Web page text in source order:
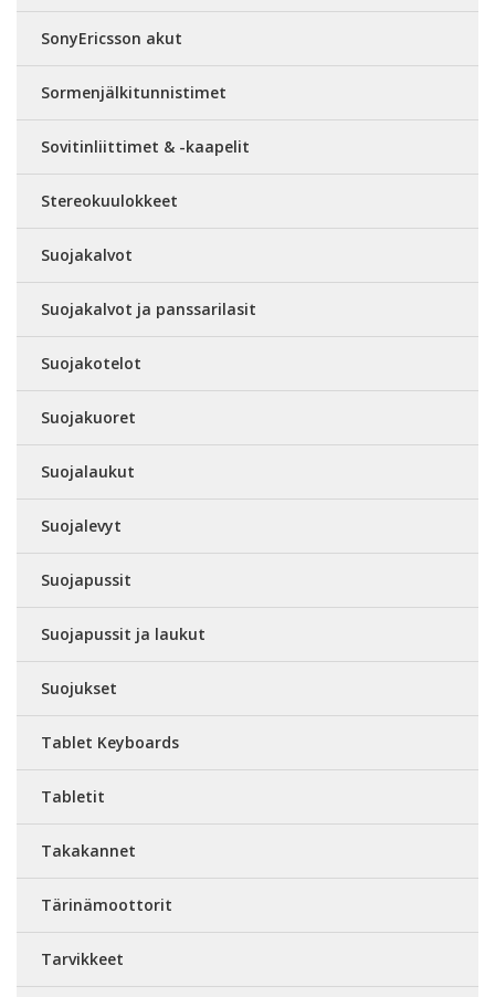
SonyEricsson akut
Sormenjälkitunnistimet
Sovitinliittimet & -kaapelit
Stereokuulokkeet
Suojakalvot
Suojakalvot ja panssarilasit
Suojakotelot
Suojakuoret
Suojalaukut
Suojalevyt
Suojapussit
Suojapussit ja laukut
Suojukset
Tablet Keyboards
Tabletit
Takakannet
Tärinämoottorit
Tarvikkeet